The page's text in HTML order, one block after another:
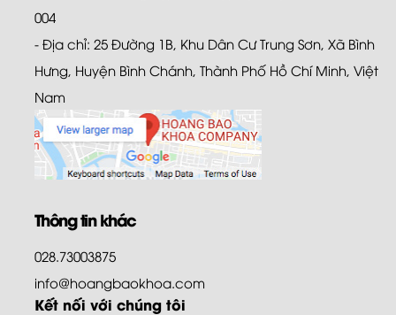
004
- Địa chỉ: 25 Đường 1B, Khu Dân Cư Trung Sơn, Xã Bình
Hưng, Huyện Bình Chánh, Thành Phố Hồ Chí Minh, Việt
Nam
Thông tin khác
028.73003875
info@hoangbaokhoa.com
Kết nối với chúng tôi